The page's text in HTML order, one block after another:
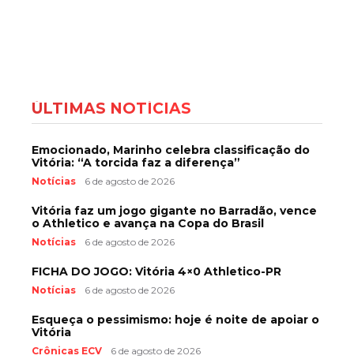
ÚLTIMAS NOTÍCIAS
Emocionado, Marinho celebra classificação do
Vitória: “A torcida faz a diferença”
Notícias 6 de agosto de 2026
Vitória faz um jogo gigante no Barradão, vence
o Athletico e avança na Copa do Brasil
Notícias 6 de agosto de 2026
FICHA DO JOGO: Vitória 4×0 Athletico-PR
Notícias 6 de agosto de 2026
Esqueça o pessimismo: hoje é noite de apoiar o
Vitória
Crônicas ECV 6 de agosto de 2026